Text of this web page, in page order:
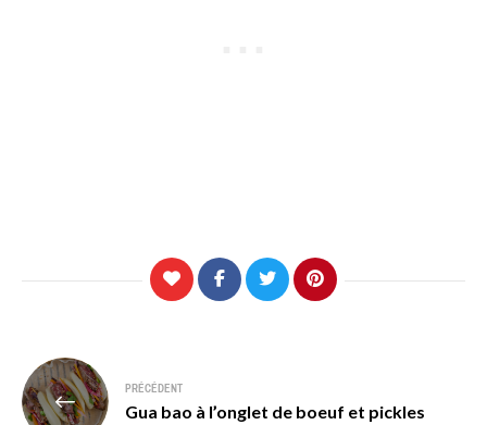
Navigation
de
PRÉCÉDENT
Gua bao à l’onglet de boeuf et pickles